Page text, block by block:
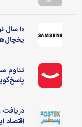
تداوم
دریافت
اقتصاد